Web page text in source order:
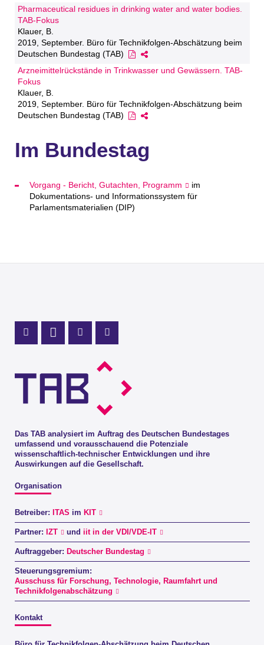
Pharmaceutical residues in drinking water and water bodies.
TAB-Fokus
Klauer, B.
2019, September. Büro für Technikfolgen-Abschätzung beim
Deutschen Bundestag (TAB)
Arzneimittelrückstände in Trinkwasser und Gewässern. TAB-
Fokus
Klauer, B.
2019, September. Büro für Technikfolgen-Abschätzung beim
Deutschen Bundestag (TAB)
Im Bundestag
Vorgang - Bericht, Gutachten, Programm
im
Dokumentations- und Informationssystem für
Parlamentsmaterialien (DIP)
Das TAB analysiert im Auftrag des Deutschen Bundestages
umfassend und vorausschauend die Potenziale
wissenschaftlich-technischer Entwicklungen und ihre
Auswirkungen auf die Gesellschaft.
Organisation
Betreiber: ITAS im KIT
Partner: IZT und iit in der VDI/VDE-IT
Auftraggeber: Deutscher Bundestag
Steuerungsgremium:
Ausschuss für Forschung, Technologie, Raumfahrt und
Technikfolgenabschätzung
Kontakt
Profil Mastodon
LinkedIn Profil
Instagram Profil
Youtube Profil